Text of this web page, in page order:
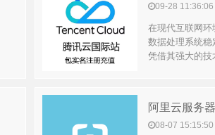
09-28 11:36:06
在现代互联网
数据处理系统稳
凭借其强大的技
阿里云服务
08-07 15:15:50